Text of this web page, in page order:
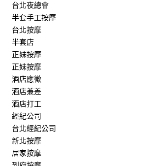
台北夜總會
半套手工按摩
台北按摩
半套店
正妹按摩
正妹按摩
酒店應徵
酒店兼差
酒店打工
經紀公司
台北經紀公司
新北按摩
居家按摩